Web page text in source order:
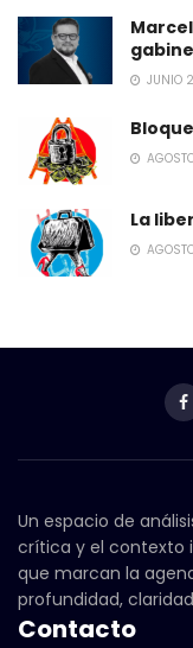
JUNIO
La
Un espacio de
crítica y el contexto
que marcan la
profundidad,
Contacto